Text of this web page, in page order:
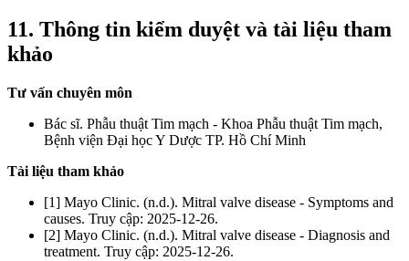
11. Thông tin kiểm duyệt và tài liệu tham
khảo
Tư vấn chuyên môn
Bác sĩ. Phẫu thuật Tim mạch - Khoa Phẫu thuật Tim mạch,
Bệnh viện Đại học Y Dược TP. Hồ Chí Minh
Tài liệu tham khảo
[1] Mayo Clinic. (n.d.). Mitral valve disease - Symptoms and
causes. Truy cập: 2025-12-26.
[2] Mayo Clinic. (n.d.). Mitral valve disease - Diagnosis and
treatment. Truy cập: 2025-12-26.